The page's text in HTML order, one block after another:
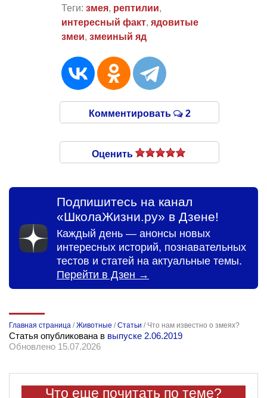
Теги: змея, рептилии,
интересный факт, ядовитые
змеи, змеиный яд
Комментировать 2
Оценить
Подпишитесь на канал
«ШколаЖизни.ру» в Дзене!
Каждый день — анонсы новых
интересных историй, познавательных
тестов и статей на актуальные темы.
Перейти в Дзен →
Главная страница /Животные /Статьи / Что нам известно о змеях?
Статья опубликована в выпуске 2.06.2019
Обновлено 15.07.2026
Что еще почитать по теме?